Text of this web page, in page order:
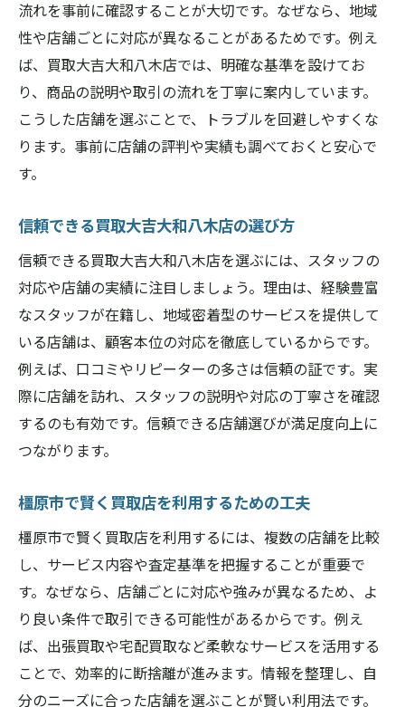
流れを事前に確認することが大切です。なぜなら、地域
性や店舗ごとに対応が異なることがあるためです。例え
ば、買取大吉大和八木店では、明確な基準を設けてお
り、商品の説明や取引の流れを丁寧に案内しています。
こうした店舗を選ぶことで、トラブルを回避しやすくな
ります。事前に店舗の評判や実績も調べておくと安心で
す。
信頼できる買取大吉大和八木店の選び方
信頼できる買取大吉大和八木店を選ぶには、スタッフの
対応や店舗の実績に注目しましょう。理由は、経験豊富
なスタッフが在籍し、地域密着型のサービスを提供して
いる店舗は、顧客本位の対応を徹底しているからです。
例えば、口コミやリピーターの多さは信頼の証です。実
際に店舗を訪れ、スタッフの説明や対応の丁寧さを確認
するのも有効です。信頼できる店舗選びが満足度向上に
つながります。
橿原市で賢く買取店を利用するための工夫
橿原市で賢く買取店を利用するには、複数の店舗を比較
し、サービス内容や査定基準を把握することが重要で
す。なぜなら、店舗ごとに対応や強みが異なるため、よ
り良い条件で取引できる可能性があるからです。例え
ば、出張買取や宅配買取など柔軟なサービスを活用する
ことで、効率的に断捨離が進みます。情報を整理し、自
分のニーズに合った店舗を選ぶことが賢い利用法です。